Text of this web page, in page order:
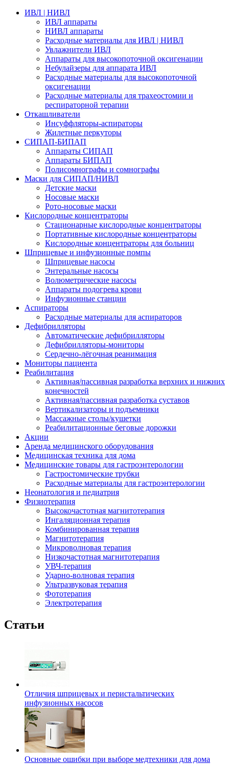
ИВЛ | НИВЛ
ИВЛ аппараты
НИВЛ аппараты
Расходные материалы для ИВЛ | НИВЛ
Увлажнители ИВЛ
Аппараты для высокопоточной оксигенации
Небулайзеры для аппарата ИВЛ
Расходные материалы для высокопоточной
оксигенации
Расходные материалы для трахеостомии и
респираторной терапии
Откашливатели
Инсуффляторы-аспираторы
Жилетные перкуторы
CИПАП-БИПАП
Аппараты СИПАП
Аппараты БИПАП
Полисомнографы и сомнографы
Маски для СИПАП/НИВЛ
Детские маски
Носовые маски
Рото-носовые маски
Кислородные концентраторы
Стационарные кислородные концентраторы
Портативные кислородные концентраторы
Кислородные концентраторы для больниц
Шприцевые и инфузионные помпы
Шприцевые насосы
Энтеральные насосы
Волюметрические насосы
Аппараты подогрева крови
Инфузионные станции
Аспираторы
Расходные материалы для аспираторов
Дефибрилляторы
Автоматические дефибрилляторы
Дефибрилляторы-мониторы
Сердечно-лёгочная реанимация
Мониторы пациента
Реабилитация
Активная/пассивная разработка верхних и нижних
конечностей
Активная/пассивная разработка суставов
Вертикализаторы и подъемники
Массажные столы/кушетки
Реабилитационные беговые дорожки
Акции
Аренда медицинского оборудования
Медицинская техника для дома
Медицинские товары для гастроэнтерологии
Гастростомические трубки
Расходные материалы для гастроэнтерологии
Неонатология и педиатрия
Физиотерапия
Высокочастотная магнитотерапия
Ингаляционная терапия
Комбинированная терапия
Магнитотерапия
Микроволновая терапия
Низкочастотная магнитотерапия
УВЧ-терапия
Ударно-волновая терапия
Ультразвуковая терапия
Фототерапия
Электротерапия
Статьи
Отличия шприцевых и перистальтических
инфузионных насосов
Основные ошибки при выборе медтехники для дома